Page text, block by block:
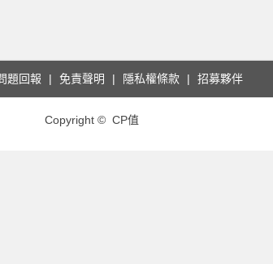
題回報 免責聲明 隱私權條款 招募夥伴
Copyright © CP值